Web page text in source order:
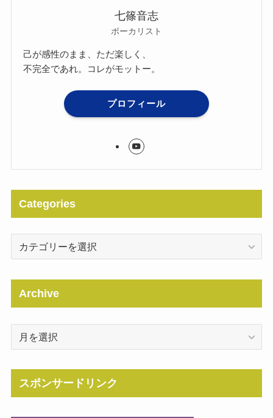
七篠音志
ボーカリスト
己が感性のまま、ただ楽しく、
不完全であれ。コレがモットー。
プロフィール
Categories
Categories
Archive
Archive
スポンサードリンク